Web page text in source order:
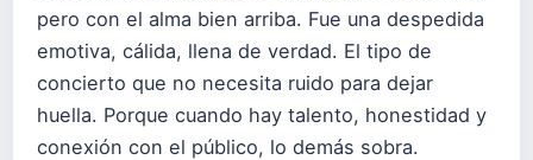
pero con el alma bien arriba. Fue una despedida
emotiva, cálida, llena de verdad. El tipo de
concierto que no necesita ruido para dejar
huella. Porque cuando hay talento, honestidad y
conexión con el público, lo demás sobra.